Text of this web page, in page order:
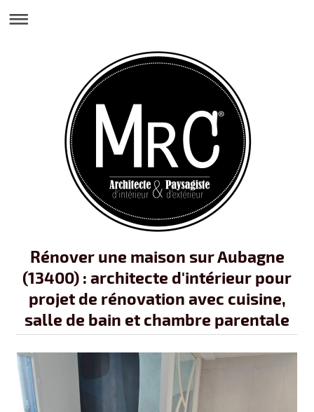
Rénover une maison sur Aubagne
(13400) : architecte d'intérieur pour
projet de rénovation avec cuisine,
salle de bain et chambre parentale